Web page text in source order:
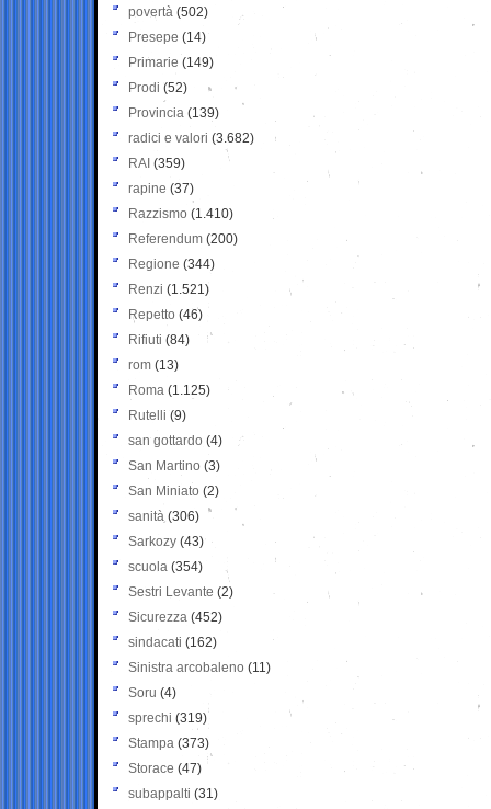
povertà (502)
Presepe (14)
Primarie (149)
Prodi (52)
Provincia (139)
radici e valori (3.682)
RAI (359)
rapine (37)
Razzismo (1.410)
Referendum (200)
Regione (344)
Renzi (1.521)
Repetto (46)
Rifiuti (84)
rom (13)
Roma (1.125)
Rutelli (9)
san gottardo (4)
San Martino (3)
San Miniato (2)
sanità (306)
Sarkozy (43)
scuola (354)
Sestri Levante (2)
Sicurezza (452)
sindacati (162)
Sinistra arcobaleno (11)
Soru (4)
sprechi (319)
Stampa (373)
Storace (47)
subappalti (31)